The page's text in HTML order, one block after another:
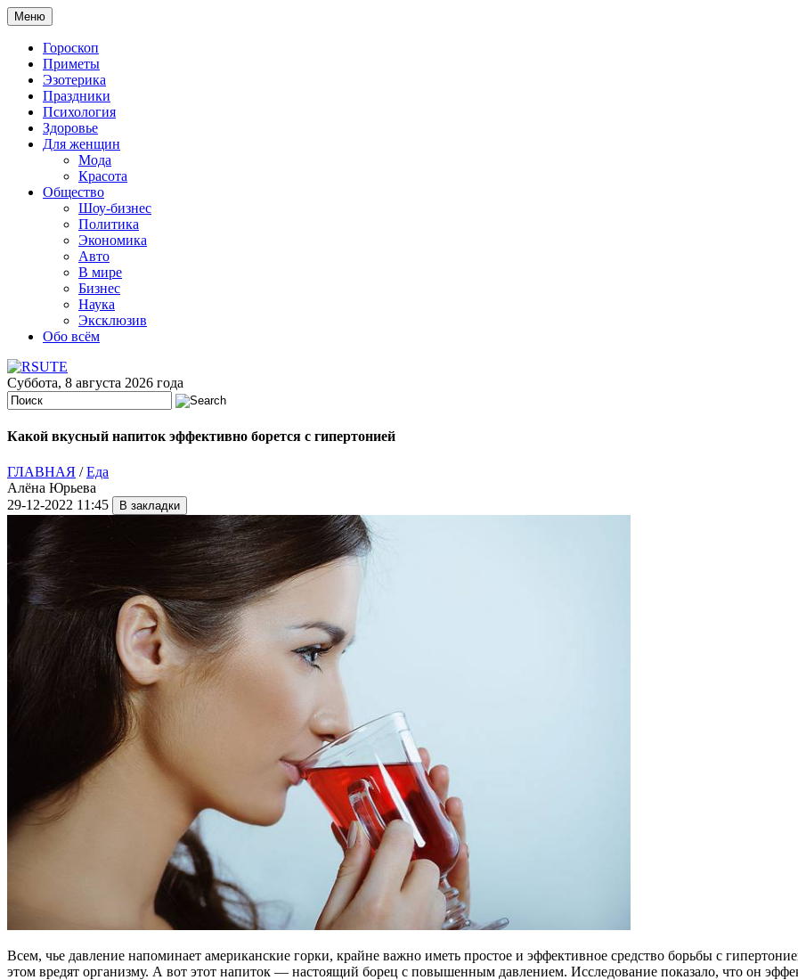
Меню
Гороскоп
Приметы
Эзотерика
Праздники
Психология
Здоровье
Для женщин
Мода
Красота
Общество
Шоу-бизнес
Политика
Экономика
Авто
В мире
Бизнес
Наука
Эксклюзив
Обо всём
Суббота, 8 августа 2026 года
Какой вкусный напиток эффективно борется с гипертонией
ГЛАВНАЯ /Еда
Алёна Юрьева
29-12-2022 11:45
Всем, чье давление напоминает американские горки, крайне важно иметь простое и эффективное средство борьбы с
этом вредят организму. А вот этот напиток — настоящий борец с повышенным давлением. Исследование показало, что он